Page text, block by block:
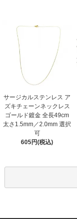
サージカルステンレス ア
ズキチェーンネックレス
ゴールド鍍金 全長49cm
太さ1.5mm／2.0mm 選択
可
605円(税込)